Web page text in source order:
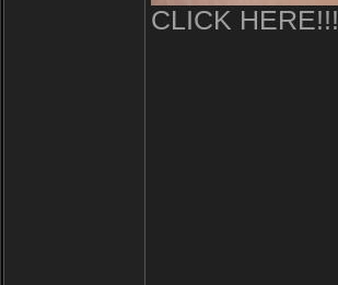
CLICK HERE!!!